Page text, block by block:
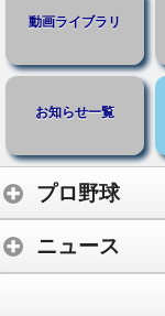
動画ライブラリ
お知らせ一覧
プロ野球
ニュース